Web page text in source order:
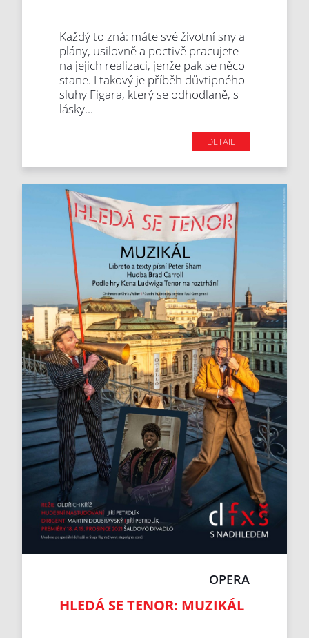
Každý to zná: máte své životní sny a
plány, usilovně a poctivě pracujete
na jejich realizaci, jenže pak se něco
stane. I takový je příběh důvtipného
sluhy Figara, který se odhodlaně, s
lásky...
DETAIL
OPERA
HLEDÁ SE TENOR: MUZIKÁL